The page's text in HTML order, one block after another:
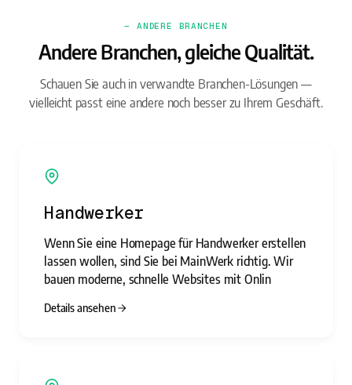
— ANDERE BRANCHEN
Andere Branchen, gleiche Qualität.
Schauen Sie auch in verwandte Branchen-Lösungen —
vielleicht passt eine andere noch besser zu Ihrem Geschäft.
Handwerker
Wenn Sie eine Homepage für Handwerker erstellen
lassen wollen, sind Sie bei MainWerk richtig. Wir
bauen moderne, schnelle Websites mit Onlin
Details ansehen